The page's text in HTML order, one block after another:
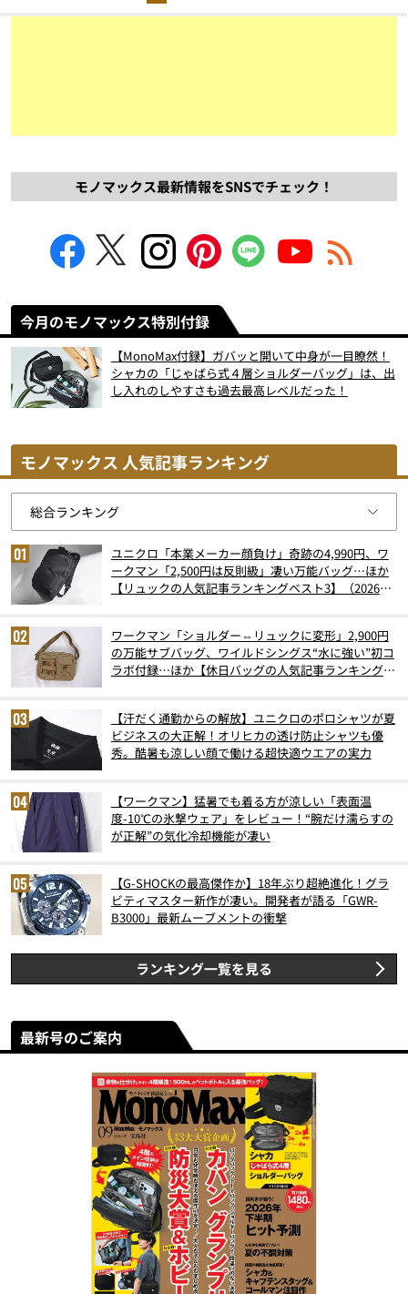
モノマックス最新情報をSNSでチェック！
今月のモノマックス特別付録
【MonoMax付録】ガバッと開いて中身が一目瞭然！
シャカの「じゃばら式４層ショルダーバッグ」は、出
し入れのしやすさも過去最高レベルだった！
モノマックス 人気記事ランキング
ユニクロ「本業メーカー顔負け」奇跡の4,990円、ワ
ークマン「2,500円は反則級」凄い万能バッグ…ほか
【リュックの人気記事ランキングベスト3】（2026年
ワークマン「ショルダー⇔リュックに変形」2,900円
の万能サブバッグ、ワイルドシングス“水に強い”初コ
ラボ付録…ほか【休日バッグの人気記事ランキングベ
【汗だく通勤からの解放】ユニクロのポロシャツが夏
ビジネスの大正解！オリヒカの透け防止シャツも優
秀。酷暑も涼しい顔で働ける超快適ウエアの実力
【ワークマン】猛暑でも着る方が涼しい「表面温
度-10℃の氷撃ウェア」をレビュー！“腕だけ濡らすの
が正解”の気化冷却機能が凄い
【G-SHOCKの最高傑作か】18年ぶり超絶進化！グラ
ビティマスター新作が凄い。開発者が語る「GWR-
B3000」最新ムーブメントの衝撃
ランキング一覧を見る
最新号のご案内